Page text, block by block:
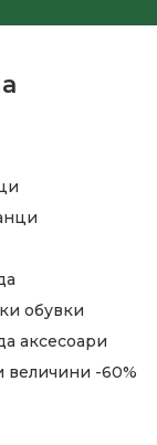
обувки
аксесоари
величини -60%